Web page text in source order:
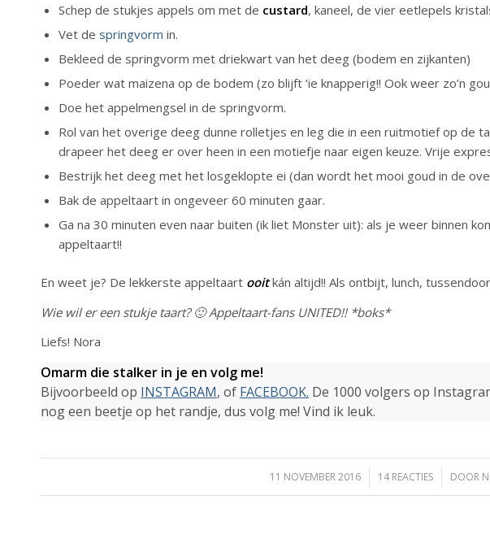
Schep de stukjes appels om met de custard, kaneel, de vier eetlepels
Vet de springvorm in.
Bekleed de springvorm met driekwart van het deeg (bodem en zijkanten)
Poeder wat maizena op de bodem (zo blijft ‘ie knapperig!! Ook weer zo’n
Doe het appelmengsel in de springvorm.
Rol van het overige deeg dunne rolletjes en leg die in een ruitmotief op de
drapeer het deeg er over heen in een motiefje naar eigen keuze. Vrije
Bestrijk het deeg met het losgeklopte ei (dan wordt het mooi goud in de
Bak de appeltaart in ongeveer 60 minuten gaar.
Ga na 30 minuten even naar buiten (ik liet Monster uit): als je weer binnen
appeltaart!!
En weet je? De lekkerste appeltaart ooitkán altijd!! Als ontbijt, lunch,
Wie wil er een stukje taart? 🙂 Appeltaart-fans UNITED!! *boks*
Liefs! Nora
Omarm die stalker in je en volg me!
Bijvoorbeeld op INSTAGRAM, of FACEBOOK. De 1000 volgers op
nog een beetje op het randje, dus volg me! Vind ik leuk.
11 NOVEMBER 2016
/ 14 REACTIES
/ DOOR